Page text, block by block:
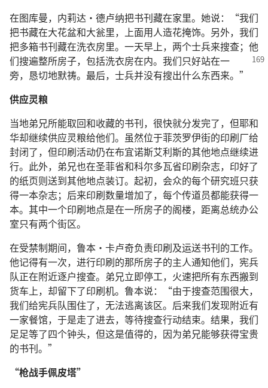
在图库曼，内莉达·德卢纳把书刊藏在家里。她说：“我们
把书藏在大花盆和大瓮里，上面用人造花掩饰。另外，我们
把多箱书刊藏在洗衣房里。一天早上，两个士兵来搜查；他
们搜遍整所房子，包括洗衣房在内。 我们只好站在一
旁，恳切地默祷。最后，士兵并没有搜出什么东西来。”
供应灵粮
当地弟兄所能取回和收藏的书刊，很快就分发完了，但耶和
华却继续供应灵粮给他们。虽然位于菲茨罗伊街的印刷厂给
封闭了，但印刷活动仍在布宜诺斯艾利斯的其他地点继续进
行。此外，弟兄也在圣菲省和科尔多瓦省印刷杂志，印好了
的纸页则送到其他地点装订。起初，会众的每个研究班只获
得一本杂志；后来印刷数量增加了，每个传道员都能获得一
本。其中一个印刷地点是在一所房子的阁楼，距离总统办公
室只有两个街区。
在受禁制期间，鲁本·卡卢奇负责印刷及运送书刊的工作。
他记得有一次，进行印刷的那所房子的主人通知他们，宪兵
队正在附近逐户搜查。弟兄立即停工，火速把所有东西搬到
货车上，却留下了印刷机。鲁本说：“由于搜查范围很大，
我们给宪兵队围住了，无法逃离该区。后来我们发现附近有
一家餐馆，于是走了进去，等待搜查行动结束。结果，我们
足足等了四个钟头，但这是值得的，因为弟兄能够获得宝贵
的书刊。”
“枪战手佩皮塔”